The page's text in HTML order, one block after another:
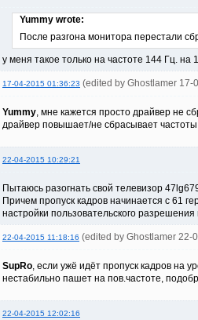
Yummy wrote:
После разгона монитора перестали
у меня такое только на частоте 144 Гц.
17-04-2015 01:36:23 (edited by Ghostlamer 17-
Yummy, мне кажется просто драйвер не
драйвер повышает/не сбрасывает
22-04-2015 10:29:21
Пытаюсь разогнать свой телевизор
Причем пропуск кадров начинается с 61
настройки пользовательского
22-04-2015 11:18:16 (edited by Ghostlamer 22-
SupRo, если ужё идёт пропуск кадров на
нестабильно пашет на пов.частоте,
22-04-2015 12:02:16